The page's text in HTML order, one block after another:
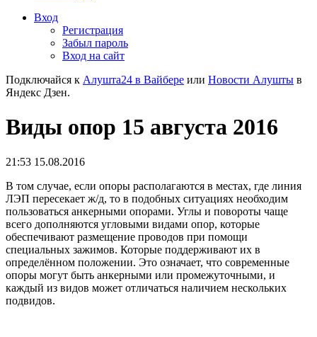
Вход
Регистрация
Забыл пароль
Вход на сайт
Подключайся к Алушта24 в Вайбере или Новости Алушты в
Яндекс Дзен.
Виды опор 15 августа 2016
21:53 15.08.2016
В том случае, если опоры располагаются в местах, где линия
ЛЭП пересекает ж/д, то в подобных ситуациях необходим
пользоваться анкерными опорами. Углы и повороты чаще
всего дополняются угловыми видами опор, которые
обеспечивают размещение проводов при помощи
специальных зажимов. Которые поддерживают их в
определённом положении. Это означает, что современные
опоры могут быть анкерными или промежуточными, и
каждый из видов может отличаться наличием нескольких
подвидов.